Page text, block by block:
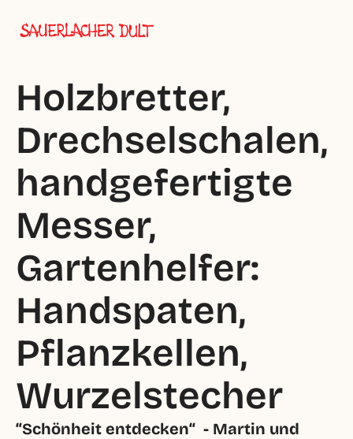
Holzbretter,
Drechselschalen,
handgefertigte
Messer,
Gartenhelfer:
Handspaten,
Pflanzkellen,
Wurzelstecher
“Schönheit entdecken“  - Martin und